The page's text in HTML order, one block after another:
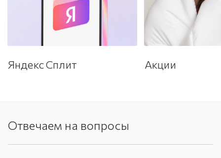
Яндекс Сплит Акции
Отвечаем на вопросы